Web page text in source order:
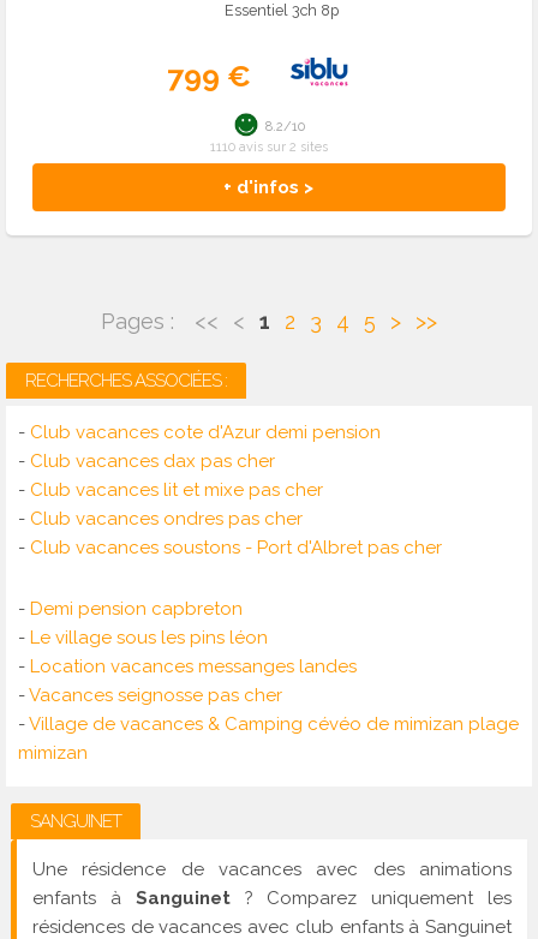
Essentiel 3ch 8p
799 €
+ d'infos >
8.2/10
1110 avis sur 2 sites
Pages : << < 1 2 3 4 5 > >>
RECHERCHES ASSOCIÉES :
- Club vacances cote d'Azur demi pension
- Club vacances dax pas cher
- Club vacances lit et mixe pas cher
- Club vacances ondres pas cher
- Club vacances soustons - Port d'Albret pas cher
- Demi pension capbreton
- Le village sous les pins léon
- Location vacances messanges landes
-Vacances seignosse pas cher
-Village de vacances & Camping cévéo de mimizan plage
mimizan
SANGUINET
Une résidence de vacances avec des animations
enfants à Sanguinet? Comparez uniquement les
résidences de vacances avec club enfants à Sanguinet